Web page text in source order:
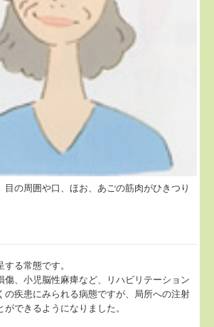
目の周囲や口、ほお、あごの筋肉がひきつり
る常態です。
傷、小児脳性麻痺など、リハビリテーション
の疾患にみられる病態ですが、局所への注射
できるようになりました。